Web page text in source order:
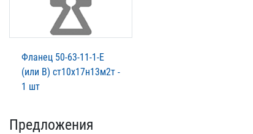
Фланец 50-63-11-1-Е
(или В) ст10х17н13м2т -
1 шт
Предложения